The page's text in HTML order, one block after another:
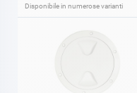
Disponibile in numerose varianti